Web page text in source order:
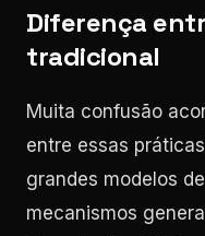
Diferença
tradicional
Muita confusão
entre essas
grandes modelos
mecanismos